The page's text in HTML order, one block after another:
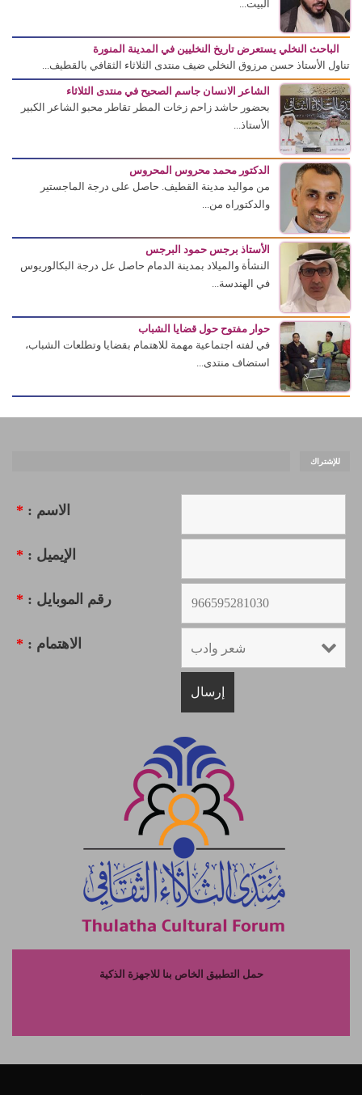
البيت...
الباحث النخلي يستعرض تاريخ النخليين في المدينة المنورة
تناول الأستاذ حسن مرزوق النخلي ضيف منتدى الثلاثاء الثقافي بالقطيف...
الشاعر الانسان جاسم الصحيح في منتدى الثلاثاء
بحضور حاشد زاحم زخات المطر تقاطر محبو الشاعر الكبير
الأستاذ...
الدكتور محمد محروس المحروس
من مواليد مدينة القطيف. حاصل على درجة الماجستير
والدكتوراه من...
الأستاذ برجس حمود البرجس
النشأة والميلاد بمدينة الدمام حاصل عل درجة البكالوريوس
في الهندسة...
حوار مفتوح حول قضايا الشباب
في لفته اجتماعية مهمة للاهتمام بقضايا وتطلعات الشباب،
استضاف منتدى...
للإشتراك
الاسم : *
الإيميل : *
رقم الموبايل : *
الاهتمام : *
حمل التطبيق الخاص بنا للاجهزة الذكية